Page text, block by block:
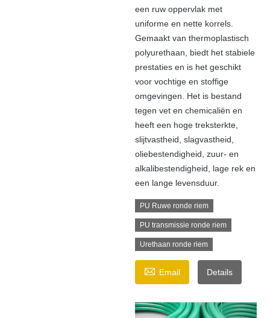
een ruw oppervlak met
uniforme en nette korrels.
Gemaakt van thermoplastisch
polyurethaan, biedt het stabiele
prestaties en is het geschikt
voor vochtige en stoffige
omgevingen. Het is bestand
tegen vet en chemicaliën en
heeft een hoge treksterkte,
slijtvastheid, slagvastheid,
oliebestendigheid, zuur- en
alkalibestendigheid, lage rek en
een lange levensduur.
PU Ruwe ronde riem
PU transmissie ronde riem
Urethaan ronde riem
 Email Details